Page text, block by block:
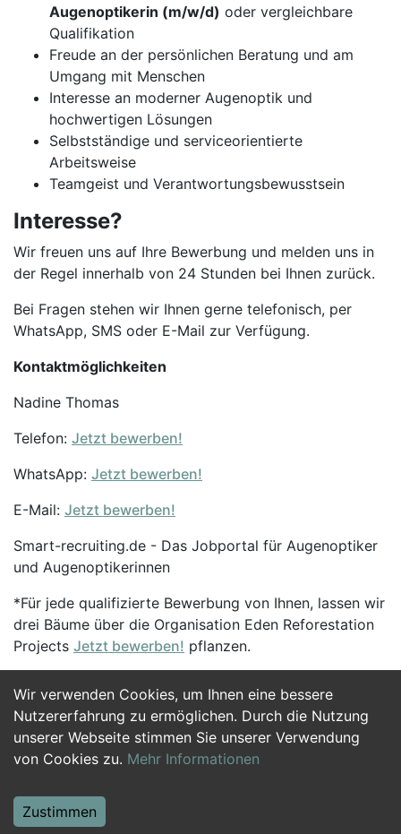
Wir verwenden Cookies, um Ihnen eine bessere
Nutzererfahrung zu ermöglichen. Durch die Nutzung
unserer Webseite stimmen Sie unserer Verwendung
von Cookies zu. Mehr Informationen
Zustimmen
Augenoptikerin (m/w/d) oder vergleichbare
Qualifikation
Freude an der persönlichen Beratung und am
Umgang mit Menschen
Interesse an moderner Augenoptik und
hochwertigen Lösungen
Selbstständige und serviceorientierte
Arbeitsweise
Teamgeist und Verantwortungsbewusstsein
Interesse?
Wir freuen uns auf Ihre Bewerbung und melden uns in
der Regel innerhalb von 24 Stunden bei Ihnen zurück.
Bei Fragen stehen wir Ihnen gerne telefonisch, per
WhatsApp, SMS oder E-Mail zur Verfügung.
Kontaktmöglichkeiten
Nadine Thomas
Telefon: Jetzt bewerben!
WhatsApp: Jetzt bewerben!
E-Mail: Jetzt bewerben!
Smart-recruiting.de - Das Jobportal für Augenoptiker
und Augenoptikerinnen
*Für jede qualifizierte Bewerbung von Ihnen, lassen wir
drei Bäume über die Organisation Eden Reforestation
Projects Jetzt bewerben! pflanzen.
Jetzt Bewerben